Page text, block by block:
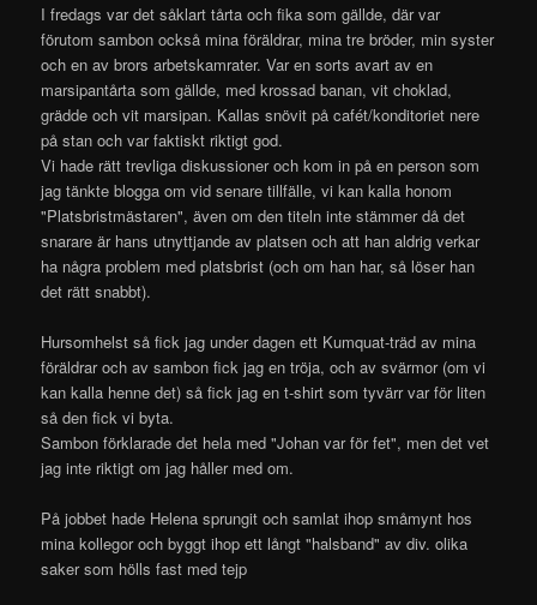
I fredags var det såklart tårta och fika som gällde, där var
förutom sambon också mina föräldrar, mina tre bröder, min syster
och en av brors arbetskamrater. Var en sorts avart av en
marsipantårta som gällde, med krossad banan, vit choklad,
grädde och vit marsipan. Kallas snövit på cafét/konditoriet nere
på stan och var faktiskt riktigt god.
Vi hade rätt trevliga diskussioner och kom in på en person som
jag tänkte blogga om vid senare tillfälle, vi kan kalla honom
"Platsbristmästaren", även om den titeln inte stämmer då det
snarare är hans utnyttjande av platsen och att han aldrig verkar
ha några problem med platsbrist (och om han har, så löser han
det rätt snabbt).
Hursomhelst så fick jag under dagen ett Kumquat-träd av mina
föräldrar och av sambon fick jag en tröja, och av svärmor (om vi
kan kalla henne det) så fick jag en t-shirt som tyvärr var för liten
så den fick vi byta.
Sambon förklarade det hela med "Johan var för fet", men det vet
jag inte riktigt om jag håller med om.
På jobbet hade Helena sprungit och samlat ihop småmynt hos
mina kollegor och byggt ihop ett långt "halsband" av div. olika
saker som hölls fast med tejp